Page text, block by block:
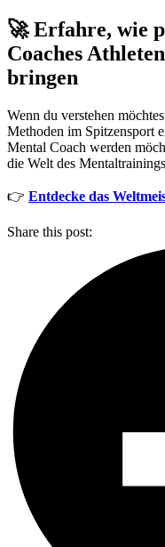
🚀 Erfahre, wie
Coaches
bringen
Wenn du verstehen
Methoden im Spitzensport
Mental Coach werden
die Welt des
👉 Entdecke das
Share this post: